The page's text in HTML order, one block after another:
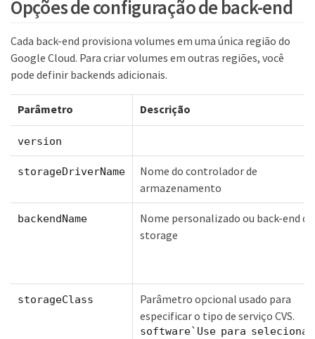
Opções de configuração de back-end
Cada back-end provisiona volumes em uma única região do
Google Cloud. Para criar volumes em outras regiões, você
pode definir backends adicionais.
Parâmetro Descrição
version
storageDriverName
Nome do controlador de
armazenamento
backendName
Nome personalizado ou back-end de
storage
storageClass
Parâmetro opcional usado para
especificar o tipo de serviço CVS.
software`Use para